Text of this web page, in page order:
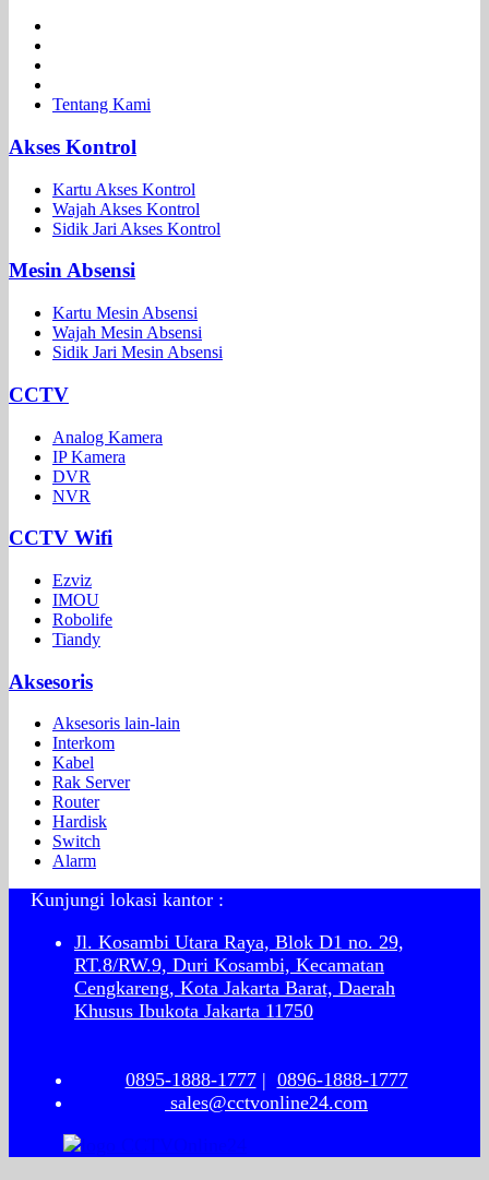
Tentang Kami
Akses Kontrol
Kartu Akses Kontrol
Wajah Akses Kontrol
Sidik Jari Akses Kontrol
Mesin Absensi
Kartu Mesin Absensi
Wajah Mesin Absensi
Sidik Jari Mesin Absensi
CCTV
Analog Kamera
IP Kamera
DVR
NVR
CCTV Wifi
Ezviz
IMOU
Robolife
Tiandy
Aksesoris
Aksesoris lain-lain
Interkom
Kabel
Rak Server
Router
Hardisk
Switch
Alarm
Kunjungi lokasi kantor :
Jl. Kosambi Utara Raya, Blok D1 no. 29,
RT.8/RW.9, Duri Kosambi, Kecamatan
Cengkareng, Kota Jakarta Barat, Daerah
Khusus Ibukota Jakarta 11750
0895-1888-1777| 0896-1888-1777
sales@cctvonline24.com